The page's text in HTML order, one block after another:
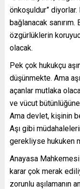
önkoşuldur”
bağlanacak
özgürlüklerin
olacak.
Pek çok hukukçu
düşünmekte. Ama
açanlar mutlaka
ve vücut
Ama devlet, kişinin
Aşı gibi
gerekliyse hukuken
Anayasa Mahkemesi
karar çok merak
zorunlu aşılamanın